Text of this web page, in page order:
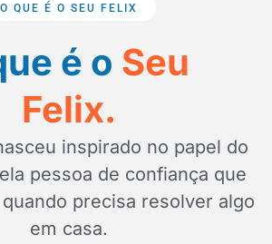
é o Seu
Felix.
inspirado no papel do
pessoa de confiança que
precisa resolver algo
em casa.
O QUE É O SEU FELIX